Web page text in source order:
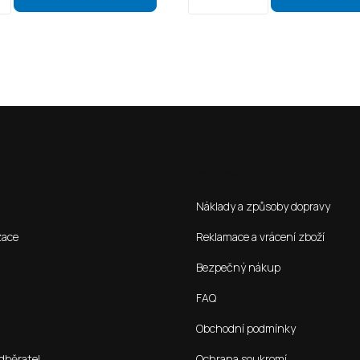
Náklady a způsoby dopravy
Reklamace a vrácení zboží
Bezpečný nákup
FAQ
Obchodní podmínky